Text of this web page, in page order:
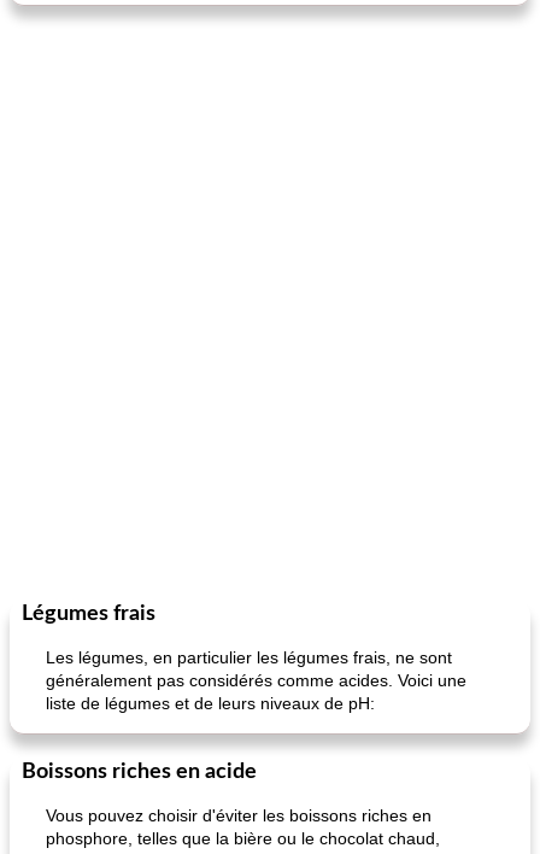
Légumes frais
Les légumes, en particulier les légumes frais, ne sont
généralement pas considérés comme acides. Voici une
liste de légumes et de leurs niveaux de pH:
Boissons riches en acide
Vous pouvez choisir d'éviter les boissons riches en
phosphore, telles que la bière ou le chocolat chaud,